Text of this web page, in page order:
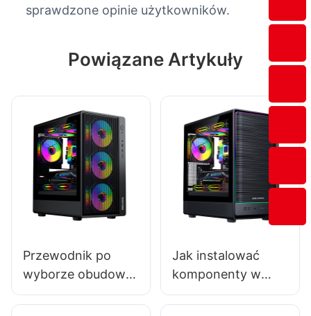
sprawdzone opinie użytkowników.
Powiązane Artykuły
Przewodnik po
wyborze obudowy
komputera o
Jak instalować
komponenty w
obudowach